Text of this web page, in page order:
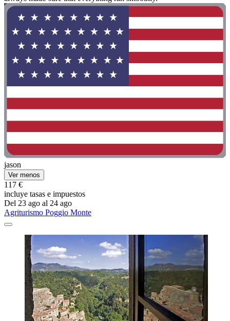
jason
Ver menos
117 €
incluye tasas e impuestos
Del 23 ago al 24 ago
Agriturismo Poggio Monte